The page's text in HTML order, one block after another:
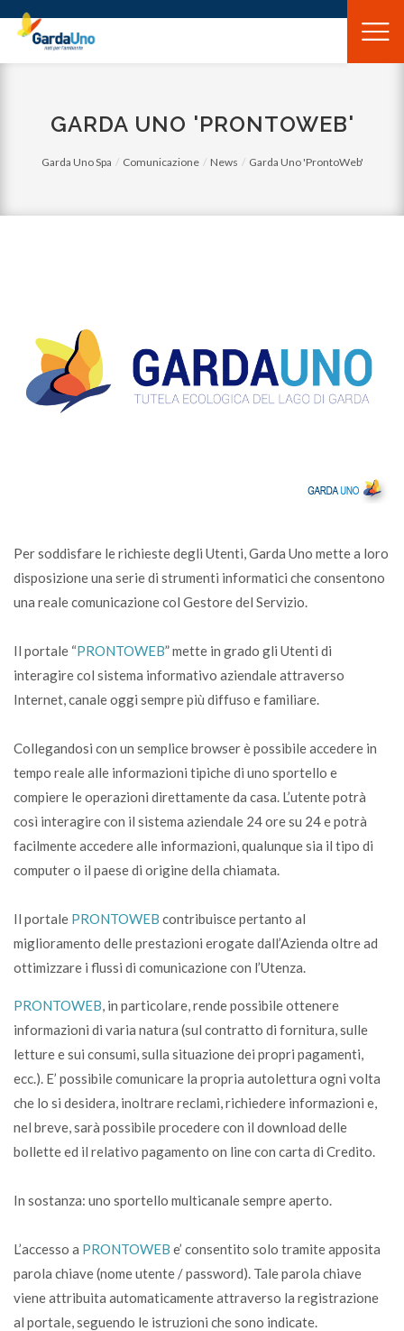
Gardauno
Spa
GARDA UNO 'PRONTOWEB'
Garda Uno Spa Comunicazione News Garda Uno 'ProntoWeb'
Per soddisfare le richieste degli Utenti, Garda Uno mette a loro
disposizione una serie di strumenti informatici che consentono
una reale comunicazione col Gestore del Servizio.
Il portale “PRONTOWEB” mette in grado gli Utenti di
interagire col sistema informativo aziendale attraverso
Internet, canale oggi sempre più diffuso e familiare.
Collegandosi con un semplice browser è possibile accedere in
tempo reale alle informazioni tipiche di uno sportello e
compiere le operazioni direttamente da casa. L’utente potrà
così interagire con il sistema aziendale 24 ore su 24 e potrà
facilmente accedere alle informazioni, qualunque sia il tipo di
computer o il paese di origine della chiamata.
Il portale PRONTOWEB contribuisce pertanto al
miglioramento delle prestazioni erogate dall’Azienda oltre ad
ottimizzare i flussi di comunicazione con l’Utenza.
PRONTOWEB, in particolare, rende possibile ottenere
informazioni di varia natura (sul contratto di fornitura, sulle
letture e sui consumi, sulla situazione dei propri pagamenti,
ecc.). E’ possibile comunicare la propria autolettura ogni volta
che lo si desidera, inoltrare reclami, richiedere informazioni e,
nel breve, sarà possibile procedere con il download delle
bollette ed il relativo pagamento on line con carta di Credito.
In sostanza: uno sportello multicanale sempre aperto.
L’accesso a PRONTOWEB e’ consentito solo tramite apposita
parola chiave (nome utente / password). Tale parola chiave
viene attribuita automaticamente attraverso la registrazione
al portale, seguendo le istruzioni che sono indicate.